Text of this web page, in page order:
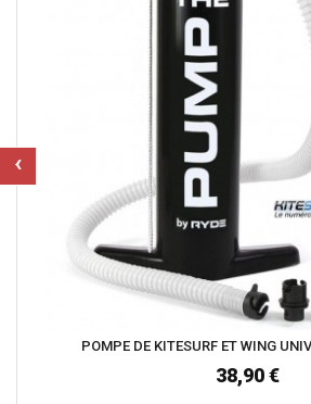
‹
POMPE DE KITESURF ET WING
38,90 €